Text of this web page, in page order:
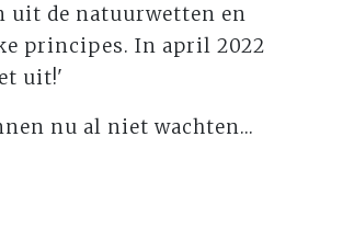
uit de natuurwetten en
principes. In april 2022
uit!'
nu al niet wachten...